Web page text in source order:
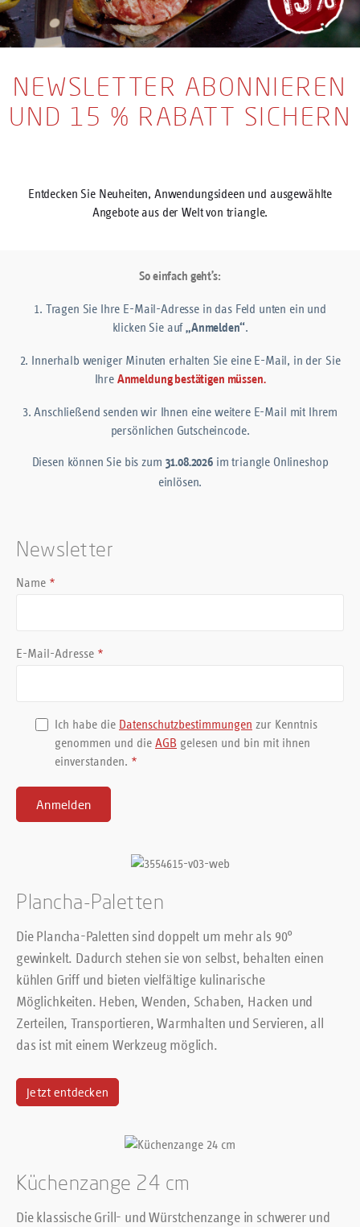
NEWSLETTER ABONNIEREN
UND 15 % RABATT SICHERN
Entdecken Sie Neuheiten, Anwendungsideen und ausgewählte
Angebote aus der Welt von triangle.
So einfach geht’s:
1. Tragen Sie Ihre E-Mail-Adresse in das Feld unten ein und
klicken Sie auf„Anmelden“.
2. Innerhalb weniger Minuten erhalten Sie eine E-Mail, in der Sie
Ihre Anmeldung bestätigen müssen.
3. Anschließend senden wir Ihnen eine weitere E-Mail mit Ihrem
persönlichen Gutscheincode.
Diesen können Sie bis zum 31.08.2026im triangle Onlineshop
einlösen.
Newsletter
Name *
E-Mail-Adresse *
Ich habe die Datenschutzbestimmungen zur Kenntnis
genommen und die AGB gelesen und bin mit ihnen
einverstanden. *
Anmelden
Plancha-Paletten
Die Plancha-Paletten sind doppelt um mehr als 90°
gewinkelt. Dadurch stehen sie von selbst, behalten einen
kühlen Griff und bieten vielfältige kulinarische
Möglichkeiten. Heben, Wenden, Schaben, Hacken und
Zerteilen, Transportieren, Warmhalten und Servieren, all
das ist mit einem Werkzeug möglich.
Jetzt entdecken
Küchenzange 24 cm
Die klassische Grill- und Würstchenzange in schwerer und